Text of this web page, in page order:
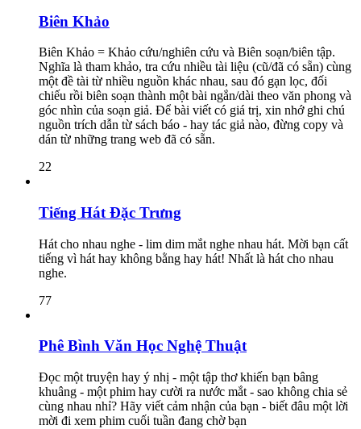
Biên Khảo
Biên Khảo = Khảo cứu/nghiên cứu và Biên soạn/biên tập.
Nghĩa là tham khảo, tra cứu nhiều tài liệu (cũ/đã có sẵn) cùng
một đề tài từ nhiều nguồn khác nhau, sau đó gạn lọc, đối
chiếu rồi biên soạn thành một bài ngắn/dài theo văn phong và
góc nhìn của soạn giả. Để bài viết có giá trị, xin nhớ ghi chú
nguồn trích dẫn từ sách báo - hay tác giả nào, đừng copy và
dán từ những trang web đã có sẵn.
22
Tiếng Hát Đặc Trưng
Hát cho nhau nghe - lim dim mắt nghe nhau hát. Mời bạn cất
tiếng vì hát hay không bằng hay hát! Nhất là hát cho nhau
nghe.
77
Phê Bình Văn Học Nghệ Thuật
Đọc một truyện hay ý nhị - một tập thơ khiến bạn bâng
khuâng - một phim hay cười ra nước mắt - sao không chia sẻ
cùng nhau nhỉ? Hãy viết cảm nhận của bạn - biết đâu một lời
mời đi xem phim cuối tuần đang chờ bạn